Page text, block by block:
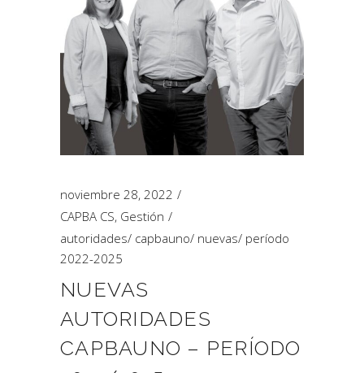
noviembre 28, 2022
CAPBA CS, Gestión
autoridades/ capbauno/ nuevas/ período
2022-2025
NUEVAS
AUTORIDADES
CAPBAUNO – PERÍODO